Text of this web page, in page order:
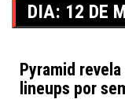
DIA: 12 DE
Tomorrowland
Pyramid
lineups por